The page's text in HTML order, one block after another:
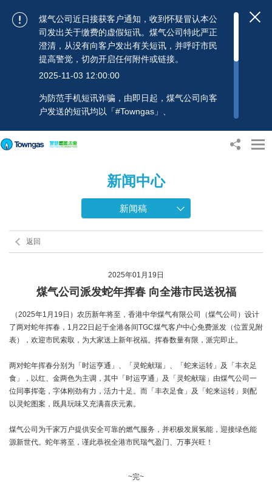
煤气公司近日接获客户通知，收到怀疑冒认本公
司发出关于缴费的虚假短讯。煤气公司特此严正
澄清，从没有向客户发出有关短讯，并呼吁市民
提高警觉，切勿开启任何附件或链接。
2025-11-03 12:00:00
为防范手机短讯诈骗，由即日起，煤气公司向客
户发送的短讯均以「#Towngas」、
送人披露身份证号码、银行户口或信用卡号码等
个人资料，以免蒙受损失。若有任何疑问，可随
时致电煤气公司客户服务热线：2880 6988或电
邮：towngas.cs@towngas.com 查询。
新闻中心
新闻稿
返回
2025年01月19日
煤气公司派发蛇年挥春 向全港市民送祝福
（2025年1月19日）农历新年将至，香港中华煤气有限公司（煤气公司）设计
了两对蛇年挥春，1月22日起于全港各间TGC煤气客户中心免费派发（位置见附
表），欢迎市民索取，为大家送上新年祝福。挥春数量有限，派完即止。
两对蛇年挥春分别为「时运亨通」、「灵蛇献瑞」、「蛇来运转」及「丰衣足
食」，以红、金两色为主调，其中「时运亨通」及「灵蛇献瑞」由煤气公司一
位同事挥毫，字体刚劲有力，活力十足。而「丰衣足食」及「蛇来运转」则配
以灵蛇图案，既具玩味又充满喜庆元素。
煤气公司为千家万户提供安全可靠的燃气服务，并积极发展氢能，迎接绿色能
源新世代。蛇年将至，谨此恭祝全港市民瑞气盈门、万事兴旺！
~完~